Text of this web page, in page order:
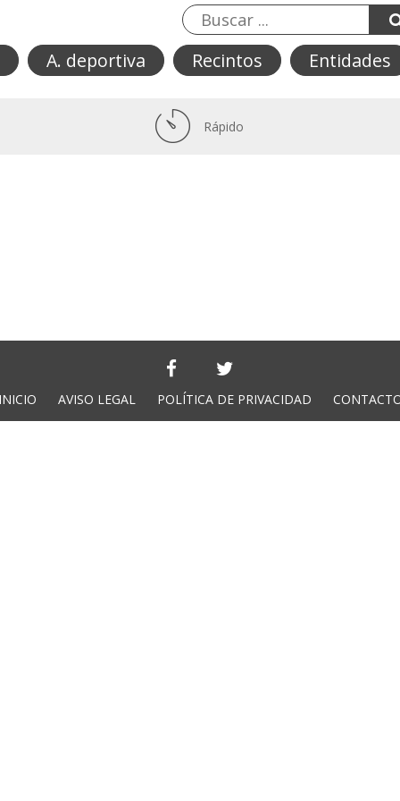
A. deportiva Recintos Entidades
Rápido
AVISO LEGAL POLÍTICA DE PRIVACIDAD